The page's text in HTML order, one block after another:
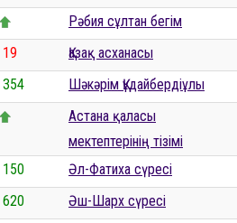
Рәбия сұлтан бегім
19 Қазақ асханасы
354 Шәкәрім Құдайбердіұлы
Астана қаласы
мектептерінің тізімі
150 Әл-Фатиха сүресі
620 Әш-Шарх сүресі